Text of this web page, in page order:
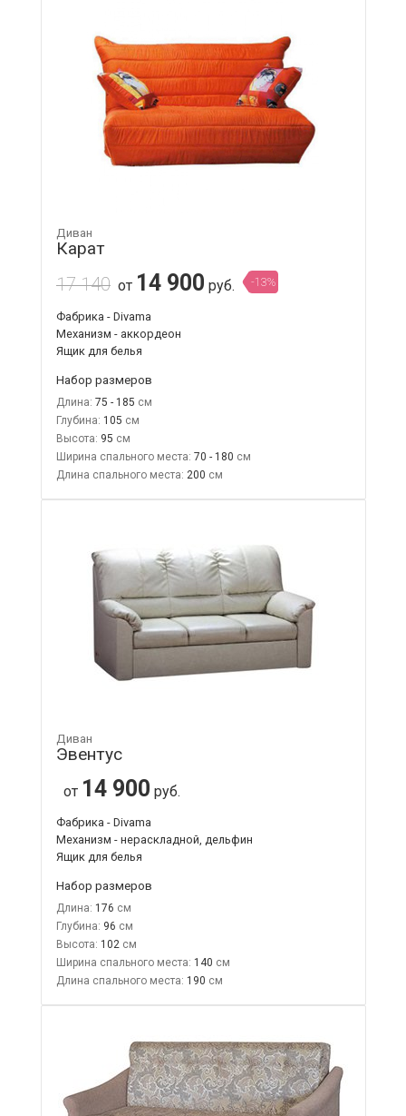
Диван
Карат
17 140 от 14 900 руб. -13%
Фабрика - Divama
Механизм - аккордеон
Ящик для белья
Набор размеров
Длина: 75 - 185
Глубина: 105
Высота: 95
Ширина спального места: 70 - 180
Длина спального места: 200
Диван
Эвентус
от 14 900 руб.
Фабрика - Divama
Механизм - нераскладной, дельфин
Ящик для белья
Набор размеров
Длина: 176
Глубина: 96
Высота: 102
Ширина спального места: 140
Длина спального места: 190